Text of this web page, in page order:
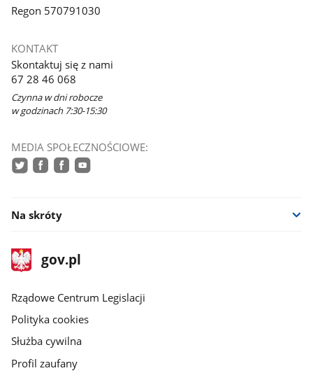
Regon 570791030
KONTAKT
Skontaktuj się z nami
67 28 46 068
Czynna w dni robocze
w godzinach 7:30-15:30
MEDIA SPOŁECZNOŚCIOWE:
Na skróty
stopka
gov.plStrona
gov.pl
Rządowe Centrum Legislacji
Polityka cookies
Służba cywilna
Profil zaufany